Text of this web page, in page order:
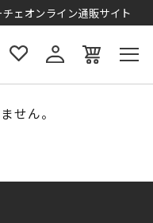
ェオンライン通販サイト
せん。